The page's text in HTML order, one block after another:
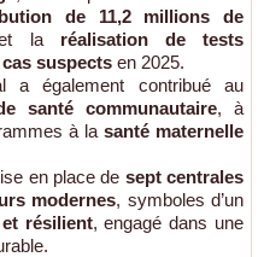
de 11,2 millions de
la réalisation de tests
suspects en 2025.
a également contribué au
santé communautaire, à
à la santé maternelle
en place de sept centrales
modernes, symboles d’un
résilient, engagé dans une